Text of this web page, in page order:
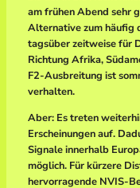
am frühen Abend sehr
Alternative zum häufig
tagsüber zeitweise für
Richtung Afrika,
F2-Ausbreitung ist
verhalten.
Aber: Es treten
Erscheinungen auf.
Signale innerhalb
möglich. Für kürzere
hervorragende NVIS-